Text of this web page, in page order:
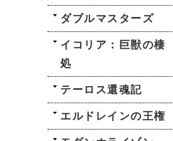
ダブルマスターズ
イコリア：巨獣の棲
処
テーロス還魂記
エルドレインの王権